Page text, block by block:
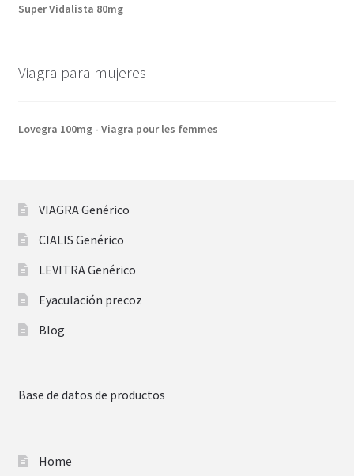
Super Vidalista 80mg
Viagra para mujeres
Lovegra 100mg - Viagra pour les femmes
VIAGRA Genérico
CIALIS Genérico
LEVITRA Genérico
Eyaculación precoz
Blog
Base de datos de productos
Home